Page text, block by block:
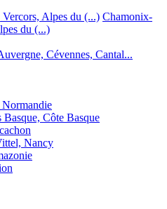
Alpes du (...) Chamonix-
du (...)
Cévennes, Cantal...
Basque, Côte Basque
Nancy